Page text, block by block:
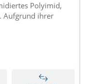
Polyimid,
Aufgrund ihrer